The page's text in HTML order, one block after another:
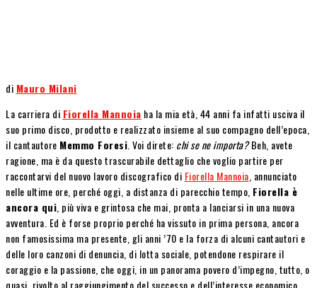
di Mauro Milani
La carriera di Fiorella Mannoia ha la mia età, 44 anni fa infatti usciva il
suo primo disco, prodotto e realizzato insieme al suo compagno dell’epoca,
il cantautore Memmo Foresi . Voi direte: chi se ne importa?Beh, avete
ragione, ma è da questo trascurabile dettaglio che voglio partire per
raccontarvi del nuovo lavoro discografico di Fiorella Mannoia , annunciato
nelle ultime ore, perché oggi, a distanza di parecchio tempo, Fiorella è
ancora qui , più viva e grintosa che mai, pronta a lanciarsi in una nuova
avventura. Ed è forse proprio perché ha vissuto in prima persona, ancora
non famosissima ma presente, gli anni ’70 e la forza di alcuni cantautori e
delle loro canzoni di denuncia, di lotta sociale, potendone respirare il
coraggio e la passione, che oggi, in un panorama povero d’impegno, tutto, o
quasi, rivolto al raggiungimento del successo e dell’interesse economico,